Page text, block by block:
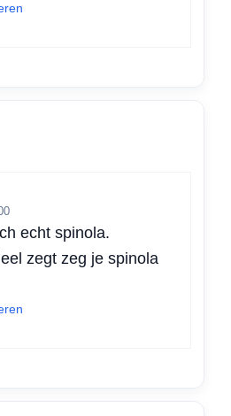
echt spinola.
zegt zeg je spinola